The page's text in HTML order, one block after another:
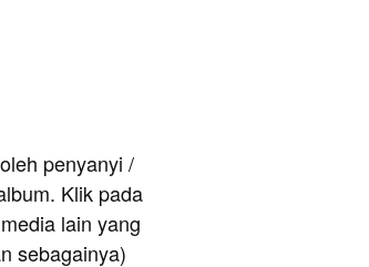
penyanyi /
Klik pada
lain yang
sebagainya)